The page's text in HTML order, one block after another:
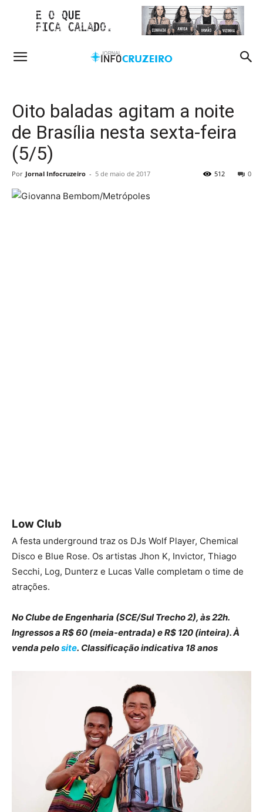
Oito baladas agitam a noite
de Brasília nesta sexta-feira
(5/5)
Por Jornal Infocruzeiro - 5 de maio de 2017 0
512
Low Club
A festa underground traz os DJs Wolf Player, Chemical
Disco e Blue Rose. Os artistas Jhon K, Invictor, Thiago
Secchi, Log, Dunterz e Lucas Valle completam o time de
atrações.
No Clube de Engenharia (SCE/Sul Trecho 2), às 22h.
Ingressos a R$ 60 (meia-entrada) e R$ 120 (inteira). À
venda pelosite. Classificação indicativa 18 anos